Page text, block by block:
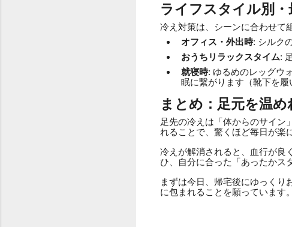
ライフスタイル別
冷え対策は、シーンに合わせて
オフィス・外出時: シルク
おうちリラックスタイム:
就寝時: ゆるめのレッグウ
眠に繋がります（靴下を履
まとめ：足元を温
足先の冷えは「体からのサイン
れることで、驚くほど毎日が楽
冷えが解消されると、血行が良
ひ、自分に合った「あったかス
まずは今日、帰宅後にゆっくり
に包まれることを願っています。